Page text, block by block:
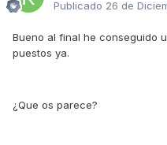
Publicado 26 de
Bueno al final he conseguido
puestos ya.
¿Que os parece?